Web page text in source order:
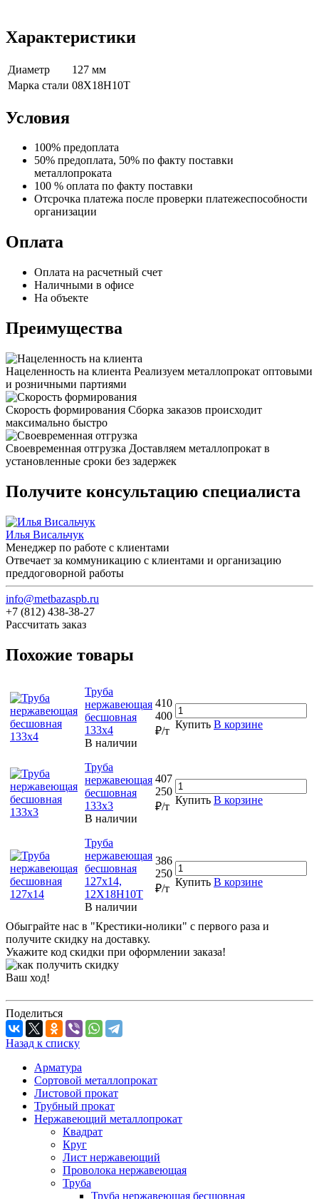
Характеристики
Диаметр
127 мм
Марка стали 08Х18Н10Т
Условия
100% предоплата
50% предоплата, 50% по факту поставки
металлопроката
100 % оплата по факту поставки
Отсрочка платежа после проверки платежеспособности
организации
Оплата
Оплата на расчетный счет
Наличными в офисе
На объекте
Преимущества
Нацеленность на клиента Реализуем металлопрокат оптовыми
и розничными партиями
Скорость формирования Сборка заказов происходит
максимально быстро
Своевременная отгрузка Доставляем металлопрокат в
установленные сроки без задержек
Получите консультацию специалиста
Илья Висальчук
Менеджер по работе с клиентами
Отвечает за коммуникацию с клиентами и организацию
преддоговорной работы
info@metbazaspb.ru
+7 (812) 438-38-27
Рассчитать заказ
Похожие товары
Труба
нержавеющая
бесшовная
133х4
В наличии
410
400
₽/т
Купить В корзине
Труба
нержавеющая
бесшовная
133х3
В наличии
407
250
₽/т
Купить В корзине
Труба
нержавеющая
бесшовная
127х14,
12Х18Н10Т
В наличии
386
250
₽/т
Купить В корзине
Обыграйте нас в "Крестики-нолики" с первого раза и
получите скидку на доставку.
Укажите код скидки при оформлении заказа!
Ваш ход!
Поделиться
Назад к списку
Арматура
Сортовой металлопрокат
Листовой прокат
Трубный прокат
Нержавеющий металлопрокат
Квадрат
Круг
Лист нержавеющий
Проволока нержавеющая
Труба
Труба нержавеющая бесшовная